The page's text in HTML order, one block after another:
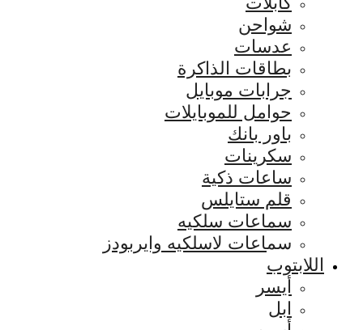
شواحن
عدسات
بطاقات الذاكرة
جرابات موبايل
حوامل للموبايلات
باور بانك
سكرينات
ساعات ذكية
قلم ستايلس
سماعات سلكيه
سماعات لاسلكيه وايربودز
اللابتوب
أيسر
ابل